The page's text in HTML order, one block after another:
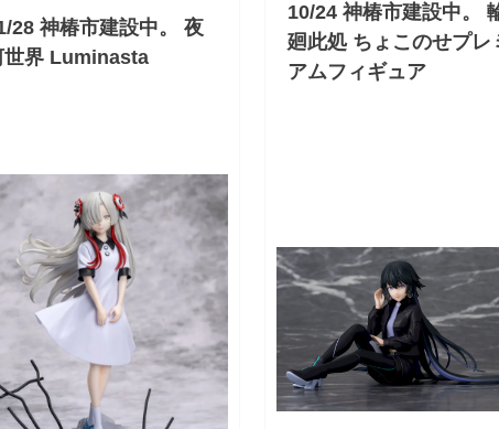
28 神椿市建設中。 夜
世界 Luminasta
10/24 神椿市建設中。
廻此処 ちょこのせプレ
アムフィギュア